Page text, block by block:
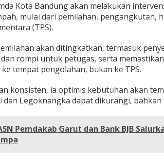
Kota Bandung akan melakukan
mulai dari pemilahan, pengangkutan,
(TPS).
akan ditingkatkan, termasuk
rompi untuk petugas, serta
tempat pengolahan, bukan ke TPS.
konsisten, ia optimis kebutuhan akan
dan Legoknangka dapat dikurangi,
Pemdakab Garut dan Bank BJB